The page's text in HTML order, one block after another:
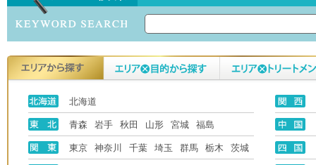
北海道
青森 岩手 秋田 山形 宮城 福島
東京 神奈川 千葉 埼玉 群馬 栃木 茨城